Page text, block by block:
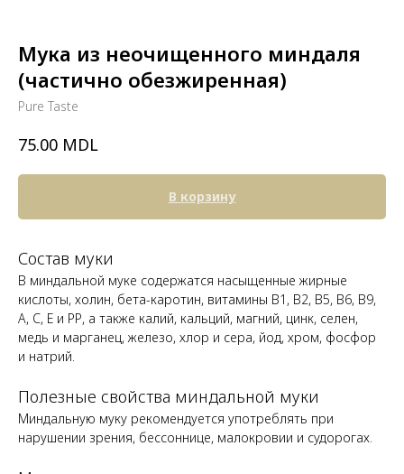
Мука из неочищенного миндаля
(частично обезжиренная)
Pure Taste
75.00 MDL
В корзину
Состав муки
В миндальной муке содержатся насыщенные жирные
кислоты, холин, бета-каротин, витамины В1, В2, В5, В6, В9,
А, С, Е и РР, а также калий, кальций, магний, цинк, селен,
медь и марганец, железо, хлор и сера, йод, хром, фосфор
и натрий.
Полезные свойства миндальной муки
Миндальную муку рекомендуется употреблять при
нарушении зрения, бессоннице, малокровии и судорогах.